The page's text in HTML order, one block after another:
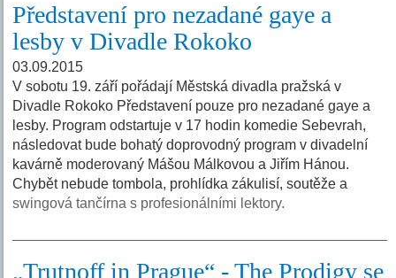
Představení pro nezadané gaye a
lesby v Divadle Rokoko
03.09.2015
V sobotu 19. září pořádají Městská divadla pražská v
Divadle Rokoko Představení pouze pro nezadané gaye a
lesby. Program odstartuje v 17 hodin komedie Sebevrah,
následovat bude bohatý doprovodný program v divadelní
kavárně moderovaný Mášou Málkovou a Jiřím Hánou.
Chybět nebude tombola, prohlídka zákulisí, soutěže a
swingová tančírna s profesionálními lektory.
„Trutnoff in Prague“ - The Prodigy se